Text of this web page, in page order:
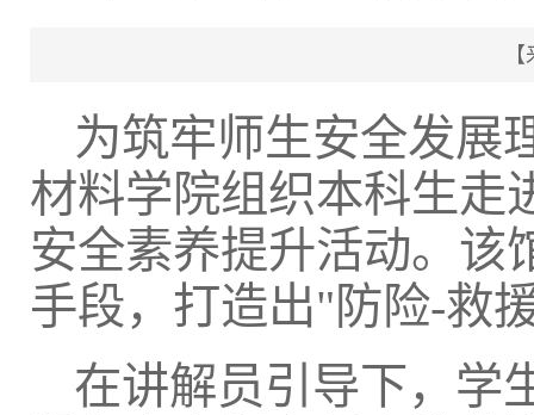
为筑牢师生安全发展
材料学院组织本科生走
安全素养提升活动。该
手段，打造出"防险-救
在讲解员引导下，学